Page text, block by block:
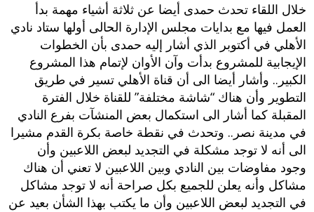
خلال اللقاء تحدث حمدى أيضا عن ثلاثة أشياء مهمة بدأ
العمل فيها مع بدايات مجلس الإدارة الحالى أولها ستاد نادي
الأهلي في أكتوبر الذي أشار إليه حمدى بأن الخطوات
الإيجابية للمشروع بدأت وآن الأوان لإتمام هذا المشروع
الكبير.. وأشار أيضا الى أن قناة الأهلي تسير في طريق
التطوير وأن هناك “شاشة مختلفة” للقناة خلال الفترة
المقبلة كما أشار الى استكمال بعض المنشآت بفرع النادي
في مدينة نصر.. وتحدث في نقطة خاصة بكرة القدم مشيرا
الى أنه لا توجد مشكلة في التجديد لبعض اللاعبين وأن
وجود مفاوضات بين النادي وبين اللاعبين لا تعني أن هناك
مشاكل وأنه يعلن للجميع بكل صراحة أنه لا توجد مشاكل
في التجديد لبعض اللاعبين وأن ما يكتب بهذا الشأن بعيد عن